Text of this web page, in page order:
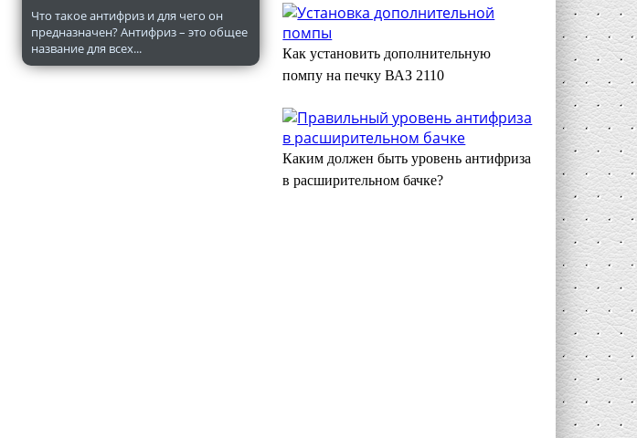
Что такое антифриз и для чего он
предназначен? Антифриз – это общее
название для всех...
Как установить дополнительную
помпу на печку ВАЗ 2110
Каким должен быть уровень антифриза
в расширительном бачке?